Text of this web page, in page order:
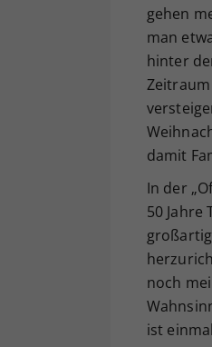
gehen
man
hinter
damit
In der
50
noch
ist